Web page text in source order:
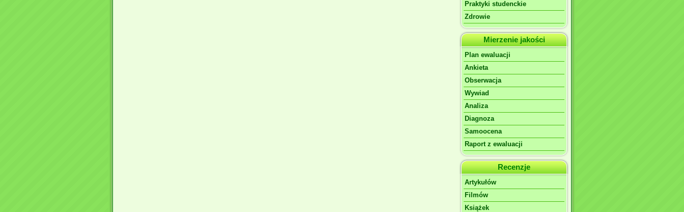
Praktyki studenckie
Zdrowie
Mierzenie jakości
Plan ewaluacji
Ankieta
Obserwacja
Wywiad
Analiza
Diagnoza
Samoocena
Raport z ewaluacji
Recenzje
Artykułów
Filmów
Książek